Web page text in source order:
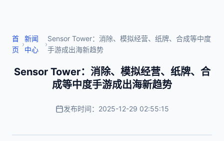
首
页
›
新闻
中心
›
Sensor Tower：消除、模拟经营、纸牌、合成等中度
手游成出海新趋势
Sensor Tower：消除、模拟经营、纸牌、合
成等中度手游成出海新趋势
发布时间：2025-12-29 02:55:15